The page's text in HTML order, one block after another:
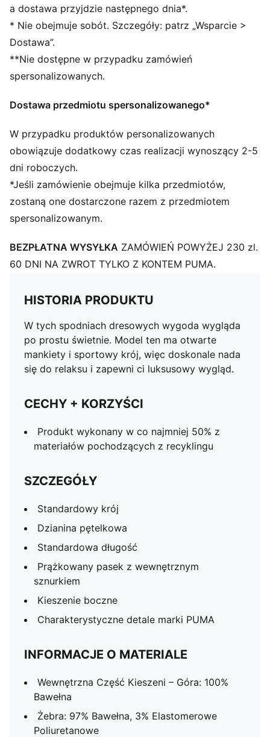
Prążkowany pasek z wewnętrznym sznurkiem
Kieszenie boczne
Charakterystyczne detale marki PUMA
a dostawa przyjdzie następnego dnia*.
* Nie obejmuje sobót. Szczegóły: patrz „Wsparcie >
Dostawa”.
**Nie dostępne w przypadku zamówień
spersonalizowanych.
Dostawa przedmiotu spersonalizowanego*
W przypadku produktów personalizowanych
obowiązuje dodatkowy czas realizacji wynoszący 2-5
dni roboczych.
*Jeśli zamówienie obejmuje kilka przedmiotów,
zostaną one dostarczone razem z przedmiotem
spersonalizowanym.
BEZPŁATNA WYSYŁKA ZAMÓWIEŃ POWYŻEJ 230 zl.
60 DNI NA ZWROT TYLKO Z KONTEM PUMA.
HISTORIA PRODUKTU
W tych spodniach dresowych wygoda wygląda
po prostu świetnie. Model ten ma otwarte
mankiety i sportowy krój, więc doskonale nada
się do relaksu i zapewni ci luksusowy wygląd.
CECHY + KORZYŚCI
Produkt wykonany w co najmniej 50% z
materiałów pochodzących z recyklingu
SZCZEGÓŁY
Standardowy krój
Dzianina pętelkowa
Standardowa długość
Prążkowany pasek z wewnętrznym
sznurkiem
Kieszenie boczne
Charakterystyczne detale marki PUMA
INFORMACJE O MATERIALE
Wewnętrzna Część Kieszeni – Góra: 100%
Bawełna
Żebra: 97% Bawełna, 3% Elastomerowe
Poliuretanowe